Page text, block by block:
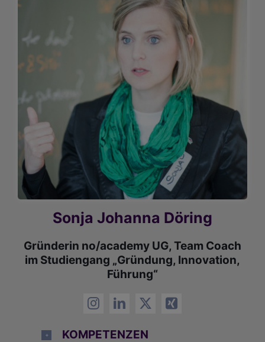
Sonja Johanna Döring
Gründerin no/academy UG, Team Coach
im Studiengang „Gründung, Innovation,
Führung“
KOMPETENZEN